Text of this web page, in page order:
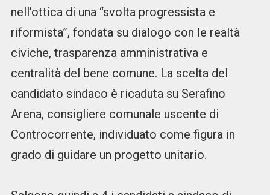
nell’ottica di una “svolta progressista e
riformista”, fondata su dialogo con le realtà
civiche, trasparenza amministrativa e
centralità del bene comune. La scelta del
candidato sindaco è ricaduta su Serafino
Arena, consigliere comunale uscente di
Controcorrente, individuato come figura in
grado di guidare un progetto unitario.